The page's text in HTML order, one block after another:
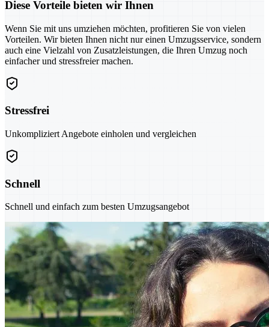
Diese Vorteile bieten wir Ihnen
Wenn Sie mit uns umziehen möchten, profitieren Sie von vielen
Vorteilen. Wir bieten Ihnen nicht nur einen Umzugsservice, sondern
auch eine Vielzahl von Zusatzleistungen, die Ihren Umzug noch
einfacher und stressfreier machen.
Stressfrei
Unkompliziert Angebote einholen und vergleichen
Schnell
Schnell und einfach zum besten Umzugsangebot